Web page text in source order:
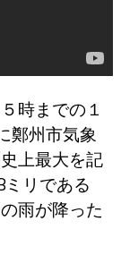
時までの１
鄭州市気象
上最大を記
リである
雨が降った